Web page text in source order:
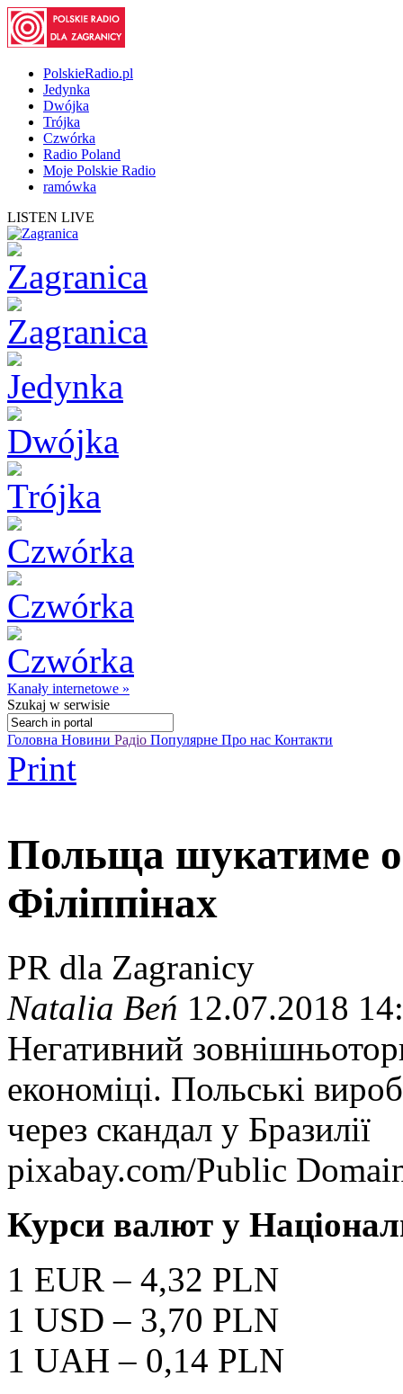
PolskieRadio.pl
Jedynka
Dwójka
Trójka
Czwórka
Radio Poland
Moje Polskie Radio
ramówka
LISTEN LIVE
Kanały internetowe »
Szukaj w serwisie
Головна Новини Радіо Популярне Про нас Контакти
Print
Польща шукатиме
Філіппінах
PR dla Zagranicy
Natalia Beń 12.07.2018
Негативний
економіці. Польські
через скандал у Бразилії
pixabay.com/Public
Курси валют у
1 EUR – 4,32 PLN
1 USD – 3,70 PLN
1 UAH – 0,14 PLN